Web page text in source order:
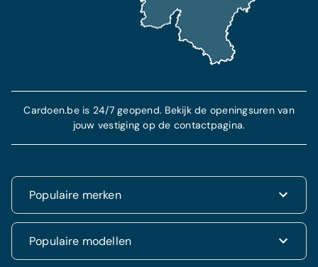
Populaire merken
Renault
Populaire modellen
Cardoen.be is 24/7 geopend. Bekijk de openingsuren van
jouw vestiging op de contactpagina.